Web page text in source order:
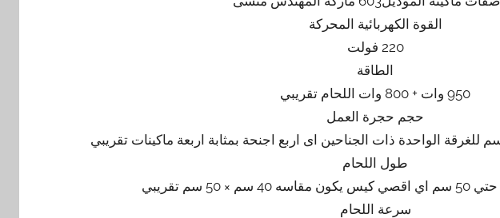
القوة الكهربائية المحركة
220 فولت
الطاقة
950 وات + 800 وات اللحام تقريبي
حجم حجرة العمل
طول اللحام
50 سم تقريبي
سرعة اللحام